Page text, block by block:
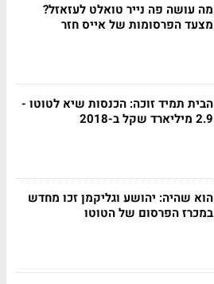
מה עושה פה נייר טואלט לעזאזל?
מצעד הפרסומות של אייס חזר
הבית תמיד זוכה: הכנסות שיא לטוטו -
2.9 מיליארד שקל ב-2018
הוא שהיה: יהושע וגליקמן זכו מחדש
במכרז הפרסום של הטוטו